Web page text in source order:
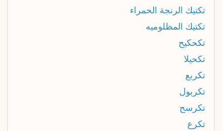
تكتيك الرنجة الحمراء
تكتيك المظلوميه
تكحكيح
تكحيلا
تكربع
تكربول
تكرسح
تكرع